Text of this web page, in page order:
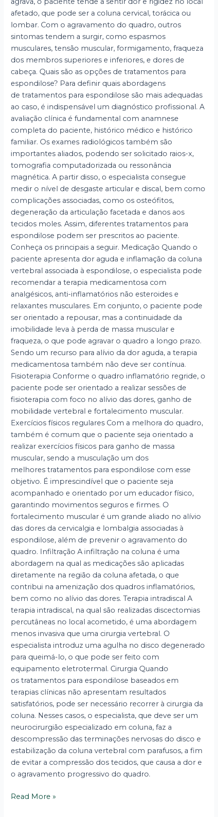
afetado, que pode ser a coluna cervical, torácica ou
lombar. Com o agravamento do quadro, outros
sintomas tendem a surgir, como espasmos
musculares, tensão muscular, formigamento, fraqueza
dos membros superiores e inferiores, e dores de
cabeça. Quais são as opções de tratamentos para
espondilose? Para definir quais abordagens
de tratamentos para espondilose são mais adequadas
ao caso, é indispensável um diagnóstico profissional. A
avaliação clínica é fundamental com anamnese
completa do paciente, histórico médico e histórico
familiar. Os exames radiológicos também são
importantes aliados, podendo ser solicitado raios-x,
tomografia computadorizada ou ressonância
magnética. A partir disso, o especialista consegue
medir o nível de desgaste articular e discal, bem como
complicações associadas, como os osteófitos,
degeneração da articulação facetada e danos aos
tecidos moles. Assim, diferentes tratamentos para
espondilose podem ser prescritos ao paciente.
Conheça os principais a seguir. Medicação Quando o
paciente apresenta dor aguda e inflamação da coluna
vertebral associada à espondilose, o especialista pode
recomendar a terapia medicamentosa com
analgésicos, anti-inflamatórios não esteroides e
relaxantes musculares. Em conjunto, o paciente pode
ser orientado a repousar, mas a continuidade da
imobilidade leva à perda de massa muscular e
fraqueza, o que pode agravar o quadro a longo prazo.
Sendo um recurso para alívio da dor aguda, a terapia
medicamentosa também não deve ser contínua.
Fisioterapia Conforme o quadro inflamatório regride, o
paciente pode ser orientado a realizar sessões de
fisioterapia com foco no alívio das dores, ganho de
mobilidade vertebral e fortalecimento muscular.
Exercícios físicos regulares Com a melhora do quadro,
também é comum que o paciente seja orientado a
realizar exercícios físicos para ganho de massa
muscular, sendo a musculação um dos
melhores tratamentos para espondilose com esse
objetivo. É imprescindível que o paciente seja
acompanhado e orientado por um educador físico,
garantindo movimentos seguros e firmes. O
fortalecimento muscular é um grande aliado no alívio
das dores da cervicalgia e lombalgia associadas à
espondilose, além de prevenir o agravamento do
quadro. Infiltração A infiltração na coluna é uma
abordagem na qual as medicações são aplicadas
diretamente na região da coluna afetada, o que
contribui na amenização dos quadros inflamatórios,
bem como no alívio das dores. Terapia intradiscal A
terapia intradiscal, na qual são realizadas discectomias
percutâneas no local acometido, é uma abordagem
menos invasiva que uma cirurgia vertebral. O
especialista introduz uma agulha no disco degenerado
para queimá-lo, o que pode ser feito com
equipamento eletrotermal. Cirurgia Quando
os tratamentos para espondilose baseados em
terapias clínicas não apresentam resultados
satisfatórios, pode ser necessário recorrer à cirurgia da
coluna. Nesses casos, o especialista, que deve ser um
neurocirurgião especializado em coluna, faz a
descompressão das terminações nervosas do disco e
estabilização da coluna vertebral com parafusos, a fim
de evitar a compressão dos tecidos, que causa a dor e
o agravamento progressivo do quadro.
Read More »